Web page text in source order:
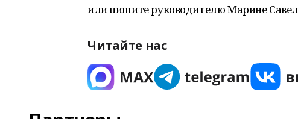
или пишите руководителю Марине
Читайте нас